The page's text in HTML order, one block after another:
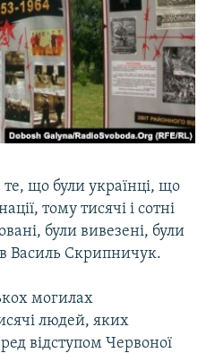
що були українці, що
тому тисячі і сотні
були вивезені, були
Василь Скрипничук.
могилах
людей, яких
відступом Червоної